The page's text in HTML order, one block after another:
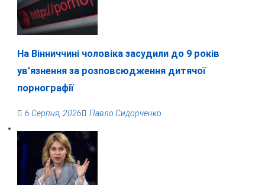
На Вінниччині чоловіка засудили до 9 років
ув’язнення за розповсюдження дитячої
порнографії
6 Серпня, 2026 Павло Сидорченко